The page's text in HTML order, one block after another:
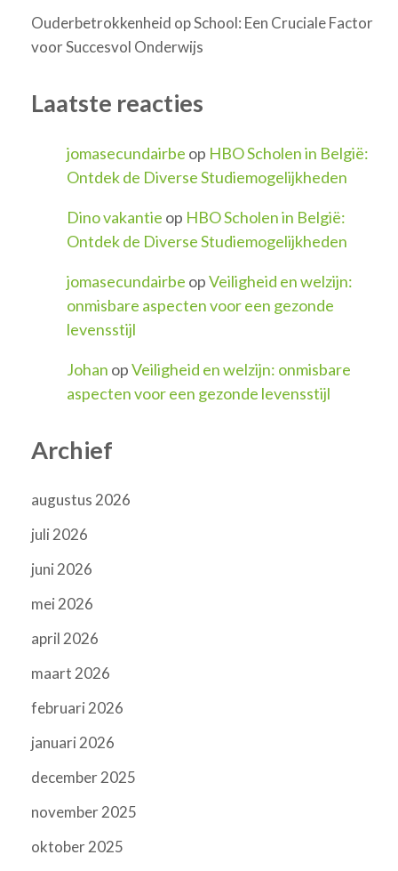
Ouderbetrokkenheid op School: Een Cruciale Factor
voor Succesvol Onderwijs
Laatste reacties
jomasecundairbe op HBO Scholen in België:
Ontdek de Diverse Studiemogelijkheden
Dino vakantie op HBO Scholen in België:
Ontdek de Diverse Studiemogelijkheden
jomasecundairbe opVeiligheid en welzijn:
onmisbare aspecten voor een gezonde
levensstijl
Johan opVeiligheid en welzijn: onmisbare
aspecten voor een gezonde levensstijl
Archief
augustus 2026
juli 2026
juni 2026
mei 2026
april 2026
maart 2026
februari 2026
januari 2026
december 2025
november 2025
oktober 2025